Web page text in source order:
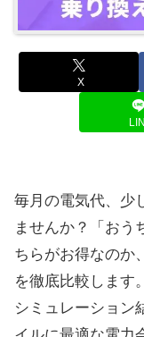
X
毎月の電気代、少
ませんか？「おう
ちらがお得なのか
を徹底比較します
シミュレーション